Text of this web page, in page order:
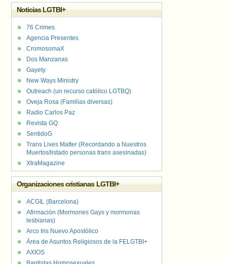
Noticias LGTBI+
76 Crimes
Agencia Presentes
CromosomaX
Dos Manzanas
Gayety
New Ways Ministry
Outreach (un recurso católico LGTBQ)
Oveja Rosa (Familias diversas)
Radio Carlos Paz
Revista GQ
SentidoG
Trans Lives Matter (Recordando a Nuestros
Muertos/listado personas trans asesinadas)
XtraMagazine
Organizaciones cristianas LGTBI+
ACGIL (Barcelona)
Afirmación (Mormones Gays y mormonas
lesbianas)
Arco Iris Nuevo Apostólico
Área de Asuntos Religiosos de la FELGTBI+
AXIOS